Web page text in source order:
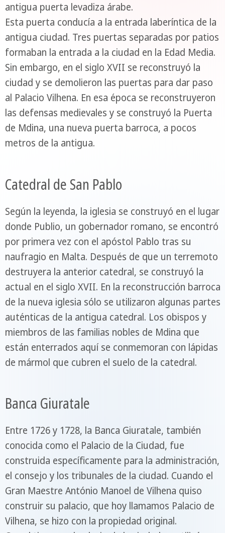
antigua puerta levadiza árabe.
Esta puerta conducía a la entrada laberíntica de la
antigua ciudad. Tres puertas separadas por patios
formaban la entrada a la ciudad en la Edad Media.
Sin embargo, en el siglo XVII se reconstruyó la
ciudad y se demolieron las puertas para dar paso
al Palacio Vilhena. En esa época se reconstruyeron
las defensas medievales y se construyó la Puerta
de Mdina, una nueva puerta barroca, a pocos
metros de la antigua.
Catedral de San Pablo
Según la leyenda, la iglesia se construyó en el lugar
donde Publio, un gobernador romano, se encontró
por primera vez con el apóstol Pablo tras su
naufragio en Malta. Después de que un terremoto
destruyera la anterior catedral, se construyó la
actual en el siglo XVII. En la reconstrucción barroca
de la nueva iglesia sólo se utilizaron algunas partes
auténticas de la antigua catedral. Los obispos y
miembros de las familias nobles de Mdina que
están enterrados aquí se conmemoran con lápidas
de mármol que cubren el suelo de la catedral.
Banca Giuratale
Entre 1726 y 1728, la Banca Giuratale, también
conocida como el Palacio de la Ciudad, fue
construida específicamente para la administración,
el consejo y los tribunales de la ciudad. Cuando el
Gran Maestre António Manoel de Vilhena quiso
construir su palacio, que hoy llamamos Palacio de
Vilhena, se hizo con la propiedad original.